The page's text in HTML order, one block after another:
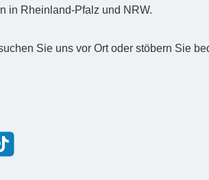
in Rheinland-Pfalz und NRW.
Sie uns vor Ort oder stöbern Sie